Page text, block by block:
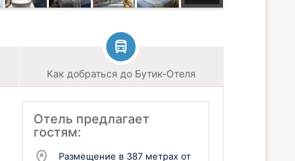
Как добраться до Бутик-Отеля
Отель предлагает
гостям:
Размещение в 387 метрах от